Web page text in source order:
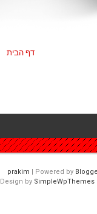
דף הבית
| Powered by
Design by SimpleWpThemes